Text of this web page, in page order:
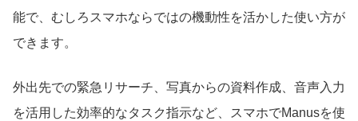
能で、むしろスマホならではの機動性を活かした使い方が
できます。
外出先での緊急リサーチ、写真からの資料作成、音声入力
を活用した効率的なタスク指示など、スマホでManusを使